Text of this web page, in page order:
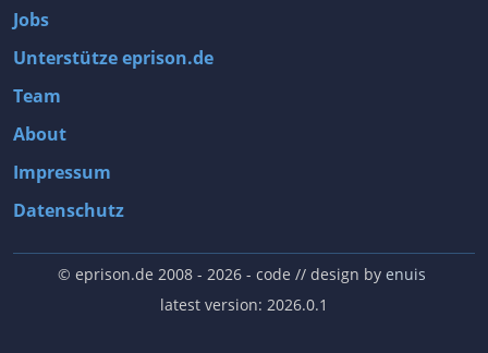
Jobs
Unterstütze eprison.de
Team
About
Impressum
Datenschutz
© eprison.de 2008 - 2026- code // design by enuis
latest version: 2026.0.1